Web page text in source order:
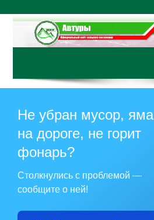
содержимому
Не убран мусор, яма
на дороге, не горит
фонарь?
Столкнулись с проблемой —
сообщите о ней!